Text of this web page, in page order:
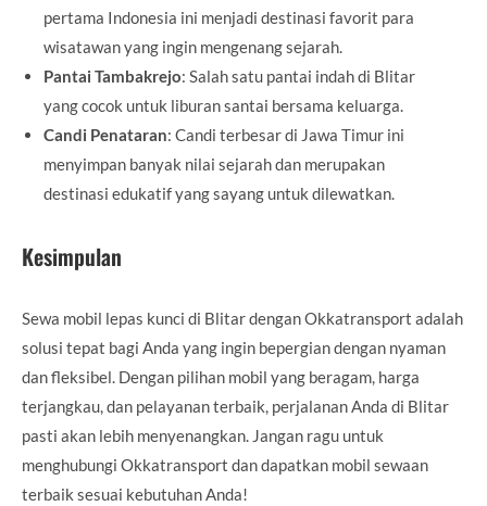
pertama Indonesia ini menjadi destinasi favorit para
wisatawan yang ingin mengenang sejarah.
Pantai Tambakrejo: Salah satu pantai indah di Blitar
yang cocok untuk liburan santai bersama keluarga.
Candi Penataran: Candi terbesar di Jawa Timur ini
menyimpan banyak nilai sejarah dan merupakan
destinasi edukatif yang sayang untuk dilewatkan.
Kesimpulan
Sewa mobil lepas kunci di Blitar dengan Okkatransport adalah
solusi tepat bagi Anda yang ingin bepergian dengan nyaman
dan fleksibel. Dengan pilihan mobil yang beragam, harga
terjangkau, dan pelayanan terbaik, perjalanan Anda di Blitar
pasti akan lebih menyenangkan. Jangan ragu untuk
menghubungi Okkatransport dan dapatkan mobil sewaan
terbaik sesuai kebutuhan Anda!